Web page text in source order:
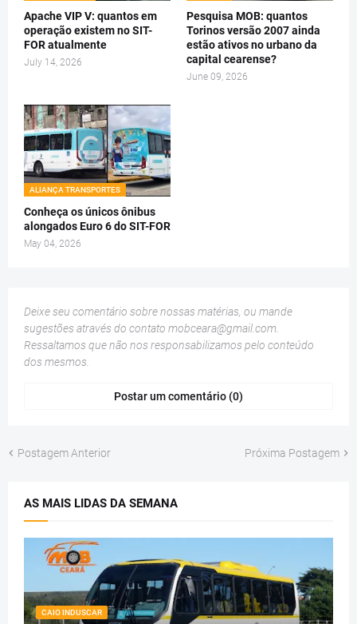
Apache VIP V: quantos em
operação existem no SIT-
FOR atualmente
July 14, 2026
Pesquisa MOB: quantos
Torinos versão 2007 ainda
estão ativos no urbano da
capital cearense?
June 09, 2026
ALIANÇA TRANSPORTES
Conheça os únicos ônibus
alongados Euro 6 do SIT-FOR
May 04, 2026
Deixe seu comentário sobre nossas matérias, ou mande
sugestões através do contato mobceara@gmail.com
Ressaltamos que não nos responsabilizamos pelo conteúdo
dos mesmos.
Postar um comentário (0)
Postagem Anterior Próxima Postagem
AS MAIS LIDAS DA SEMANA
CAIO INDUSCAR